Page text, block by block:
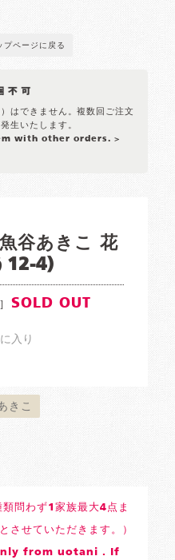
プページに戻る
はできません。複数回ご注文
生いたします。
with other orders. >
谷あきこ 花
4)
SOLD OUT
入り
きこ
問わず1家族最大4点ま
させていただきます。）
from uotani . If